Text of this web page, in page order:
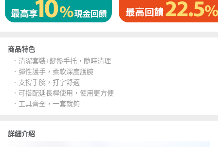
商品特色
．清潔套裝+鍵盤手托，隨時清理
．彈性護手，柔軟深度護腕
．支撐手腕，打字舒適
．可搭配延長桿使用，使用更方便
．工具齊全，一套就夠
詳細介紹